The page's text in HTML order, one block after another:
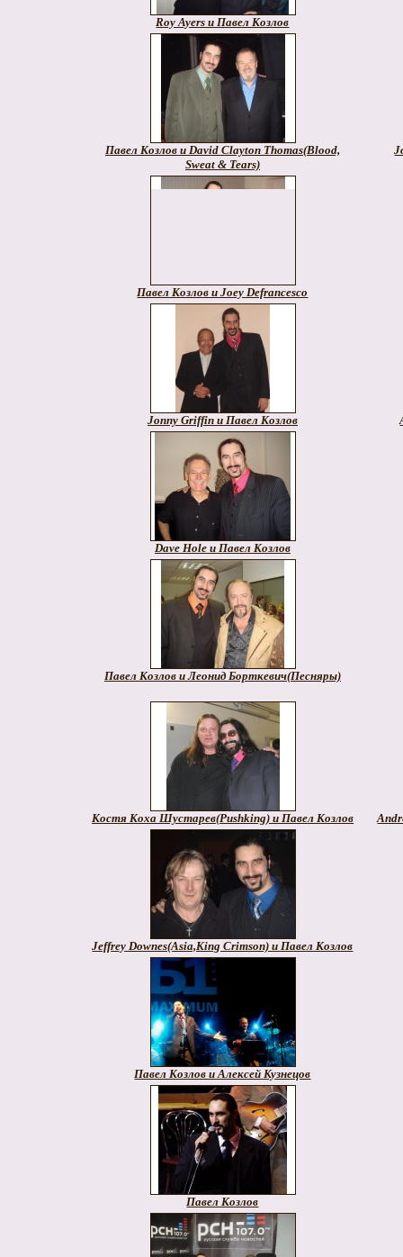
Roy Ayers и Павел Козлов
Павел Козлов и David Clayton Thomas(Blood,
Sweat & Tears)
Павел Козлов и Joey Defrancesco
Jonny Griffin и Павел Козлов
Dave Hole и Павел Козлов
Павел Козлов и Леонид Борткевич(Песняры)
Костя Коха Шустарев(Pushking) и Павел Козлов
Jeffrey Downes(Asia,King Crimson) и Павел Козлов
Павел Козлов и Алексей Кузнецов
Павел Козлов